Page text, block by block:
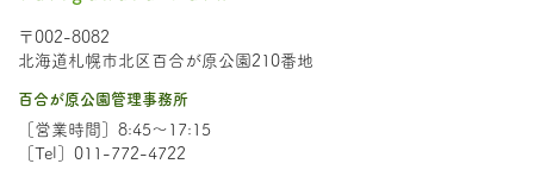
〒002-8082
北海道札幌市北区百合が原公園210番地
百合が原公園管理事務所
［営業時間］8:45～17:15
［Tel］011-772-4722